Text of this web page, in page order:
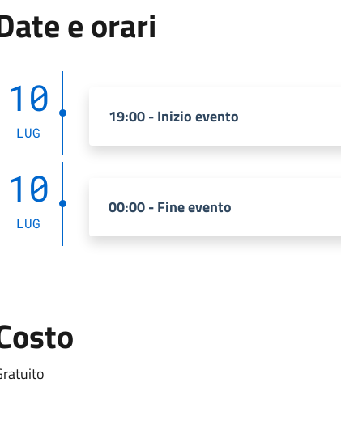
e orari
10
LUG
19:00 - Inizio evento
10
LUG
00:00 - Fine evento